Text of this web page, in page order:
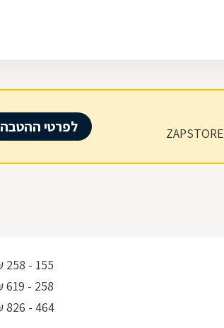
לפרטי ההטבה
155 - 258 ₪
258 - 619 ₪
464 - 826 ₪